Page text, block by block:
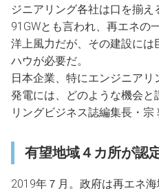
ジニアリング各社は口を揃
91GWとも言われ、再エネの
洋上風力だが、その建設には
ハウが必要だ。
日本企業、特にエンジニア
発電には、どのような機会
リングビジネス誌編集長・宗
有望地域４カ所が認
2019年７月。政府は再エネ